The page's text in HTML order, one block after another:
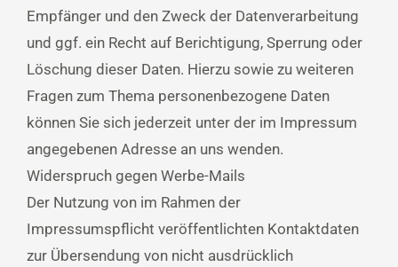
Empfänger und den Zweck der Datenverarbeitung
und ggf. ein Recht auf Berichtigung, Sperrung oder
Löschung dieser Daten. Hierzu sowie zu weiteren
Fragen zum Thema personenbezogene Daten
können Sie sich jederzeit unter der im Impressum
angegebenen Adresse an uns wenden.
Widerspruch gegen Werbe-Mails
Der Nutzung von im Rahmen der
Impressumspflicht veröffentlichten Kontaktdaten
zur Übersendung von nicht ausdrücklich